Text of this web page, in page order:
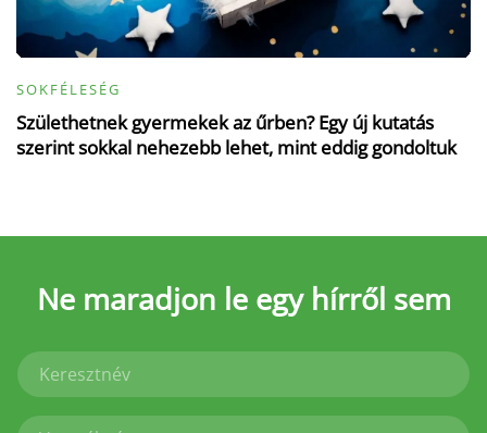
SOKFÉLESÉG
Születhetnek gyermekek az űrben? Egy új kutatás
szerint sokkal nehezebb lehet, mint eddig gondoltuk
Ne maradjon le egy hírről sem